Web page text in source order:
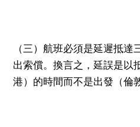
（三）航班必須是延遲抵
出索償。換言之，延誤是以
港）的時間而不是出發（倫